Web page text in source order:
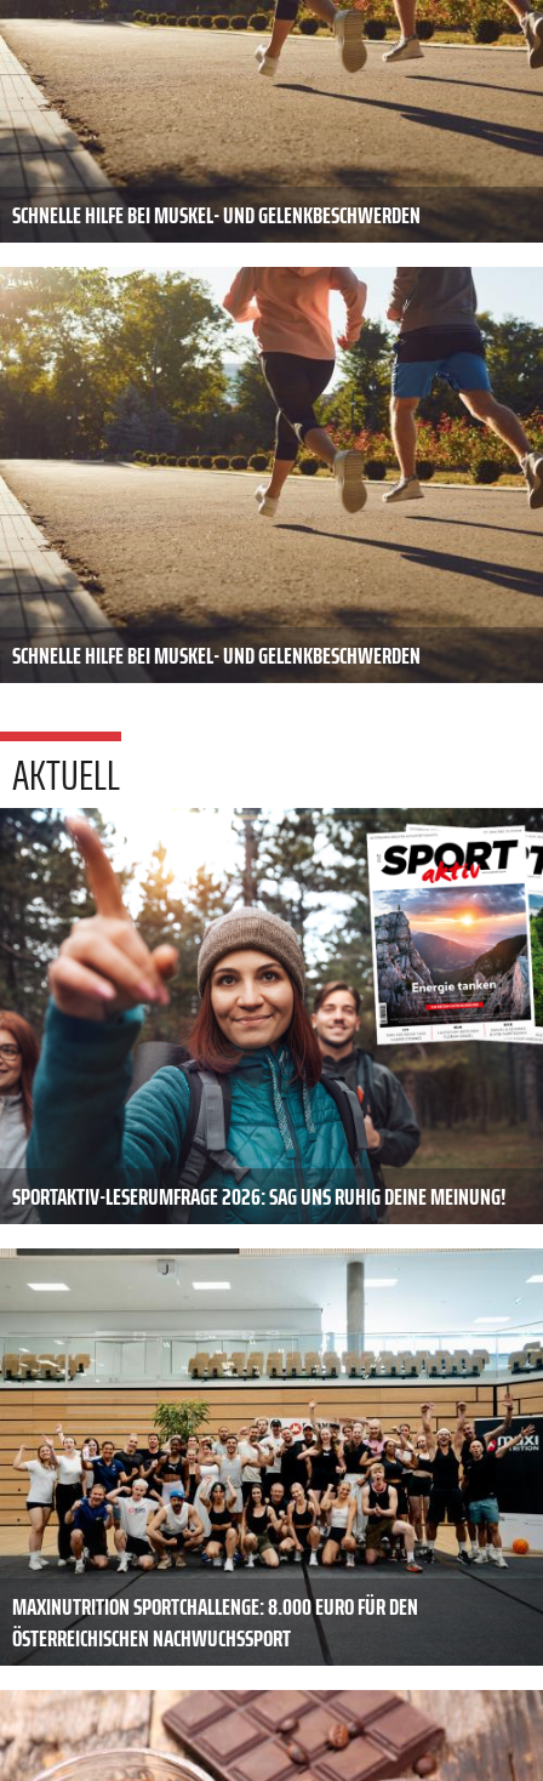
SCHNELLE HILFE BEI MUSKEL- UND GELENKBESCHWERDEN
SCHNELLE HILFE BEI MUSKEL- UND GELENKBESCHWERDEN
AKTUELL
SPORTAKTIV-LESERUMFRAGE 2026: SAG UNS RUHIG DEINE MEINUNG!
MAXINUTRITION SPORTCHALLENGE: 8.000 EURO FÜR DEN
ÖSTERREICHISCHEN NACHWUCHSSPORT